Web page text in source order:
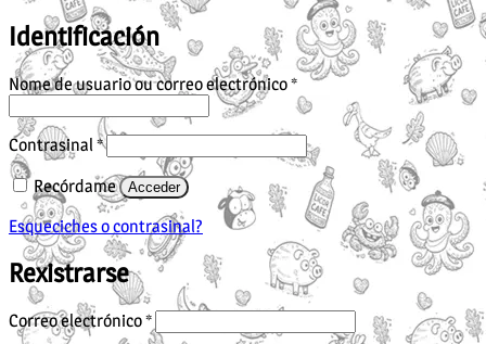
Identificación
Nome de usuario ou correo electrónico*Obrigatorio
Contrasinal *Obrigatorio
Recórdame Acceder
Esqueciches o contrasinal?
Rexistrarse
Correo electrónico*Obrigatorio